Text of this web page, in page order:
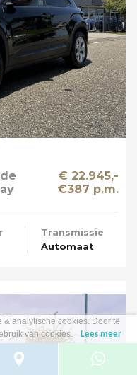
€ 22.945,-
€387 p.m.
Transmissie
Automaat
& analytische cookies. Door te
van cookies.
Lees meer